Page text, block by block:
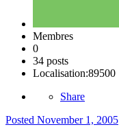
Membres
0
34 posts
Localisation:89500
Share
Posted November 1, 2005